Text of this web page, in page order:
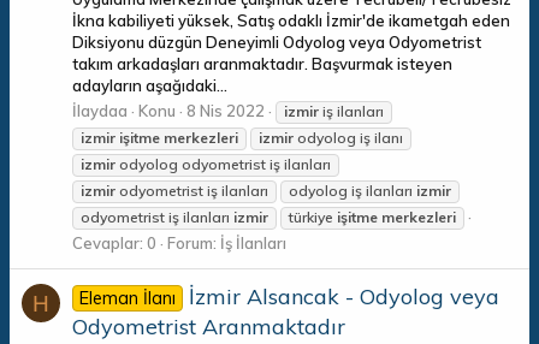
İkna kabiliyeti yüksek, Satış odaklı İzmir'de ikametgah eden
Diksiyonu düzgün Deneyimli Odyolog veya Odyometrist
takım arkadaşları aranmaktadır. Başvurmak isteyen
adayların aşağıdaki...
İlaydaa
Konu 8 Nis 2022 izmir iş ilanları
izmir işitme merkezleri izmir odyolog iş ilanı
izmir odyolog odyometrist iş ilanları
izmir odyometrist iş ilanları odyolog iş ilanları izmir
odyometrist iş ilanları izmir türkiye işitme merkezleri
Cevaplar: 0 Forum: İş İlanları
H Eleman İlanı
İzmir Alsancak - Odyolog veya
Odyometrist Aranmaktadır